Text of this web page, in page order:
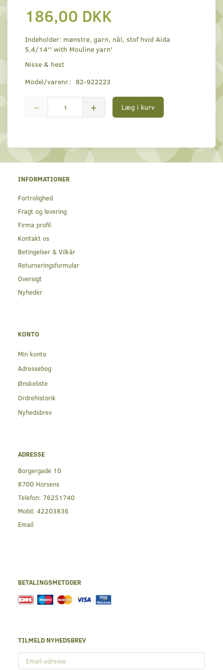
186,00 DKK
Indeholder: mønstre, garn, nål, stof hvid Aida
5,4/14'' with Mouline yarn'
Nisse & hest
Model/varenr.: 82-922223
Læg i kurv
INFORMATIONER
Fortrolighed
Fragt og levering
Firma profil
Kontakt os
Betingelser & Vilkår
Returneringsformular
Oversigt
Nyheder
KONTO
Min konto
Adressebog
Ønskeliste
Ordrehistorik
Nyhedsbrev
ADRESSE
Borgergade 10
8700 Horsens
Telefon: 76251740
Mobil: 42203836
Email
BETALINGSMETODER
TILMELD NYHEDSBREV
adresse